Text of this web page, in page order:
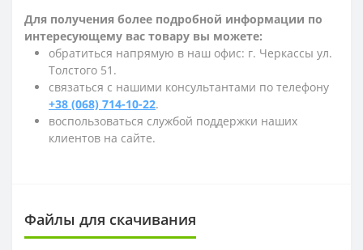
Для получения более подробной информации по
интересующему вас товару вы можете:
обратиться напрямую в наш офис: г. Черкассы ул.
Толстого 51.
связаться с нашими консультантами по телефону
+38 (068) 714-10-22.
воспользоваться службой поддержки наших
клиентов на сайте.
Файлы для скачивания